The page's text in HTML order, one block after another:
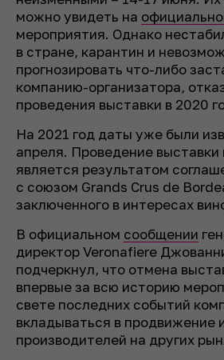
можно увидеть на
мероприятия. Однако
в стране, карантин и
прогнозировать что-либо
компанию-организатора,
проведения выставки в 2020
На 2021 год даты уже были
апреля. Проведение выставки
является результатом
с союзом Grands Crus de
заключенного в интересах
В официальном сообщении
директор Veronafiere
подчеркнул, что отмена
впервые за всю историю
свете последних событий
вкладываться в продвижение
производителей на других